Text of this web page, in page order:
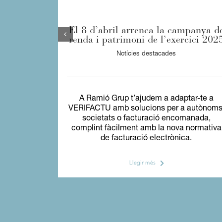
El 8 d’abril arrenca la campanya
renda i patrimoni de l’exercici
Notícies destacades
A Ramió Grup t’ajudem a adaptar-te a
VERIFACTU amb solucions per a
societats o facturació encomanada,
complint fàcilment amb la nova normativa
de facturació electrònica.
Llegir més